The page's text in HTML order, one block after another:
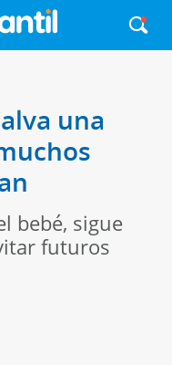
una
bebé, sigue
futuros